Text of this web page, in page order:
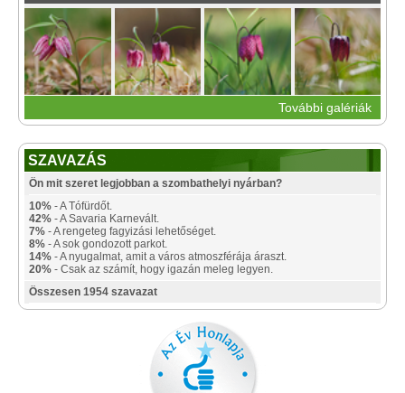
További galériák
SZAVAZÁS
Ön mit szeret legjobban a szombathelyi nyárban?
10% - A Tófürdőt.
42% - A Savaria Karnevált.
7% - A rengeteg fagyizási lehetőséget.
8% - A sok gondozott parkot.
14% - A nyugalmat, amit a város atmoszférája áraszt.
20% - Csak az számít, hogy igazán meleg legyen.
Összesen 1954 szavazat